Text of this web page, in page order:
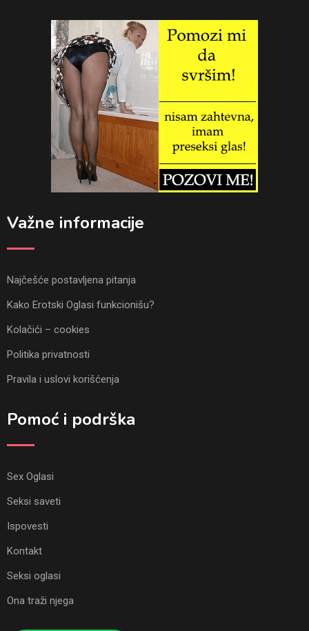
Važne informacije
Najčešće postavljena pitanja
Kako Erotski Oglasi funkcionišu?
Kolačići – cookies
Politika privatnosti
Pravila i uslovi korišćenja
Pomoć i podrška
Sex Oglasi
Seksi saveti
Ispovesti
Kontakt
Seksi oglasi
Ona traži njega